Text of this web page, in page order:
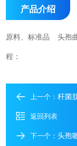
产品介绍
原料、标准品 头孢
程：
上一个： 杆菌
返回列表
下一个： 头孢